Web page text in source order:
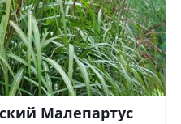
Малепартус